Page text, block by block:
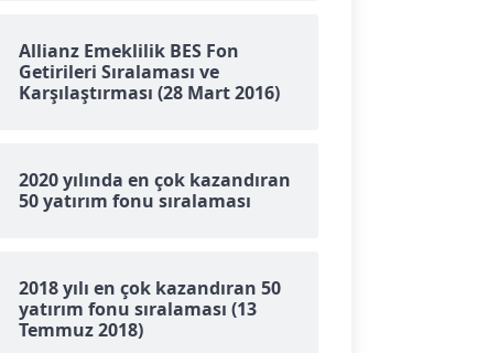
Allianz Emeklilik BES Fon
Getirileri Sıralaması ve
Karşılaştırması (28 Mart 2016)
2020 yılında en çok kazandıran
50 yatırım fonu sıralaması
2018 yılı en çok kazandıran 50
yatırım fonu sıralaması (13
Temmuz 2018)